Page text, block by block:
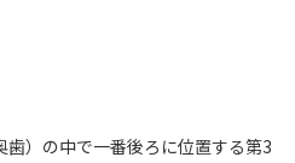
）の中で一番後ろに位置する第3